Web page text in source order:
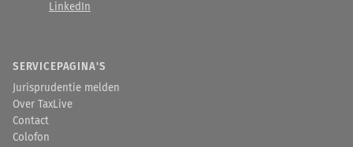
LinkedIn
SERVICEPAGINA'S
Jurisprudentie melden
Over TaxLive
Contact
Colofon